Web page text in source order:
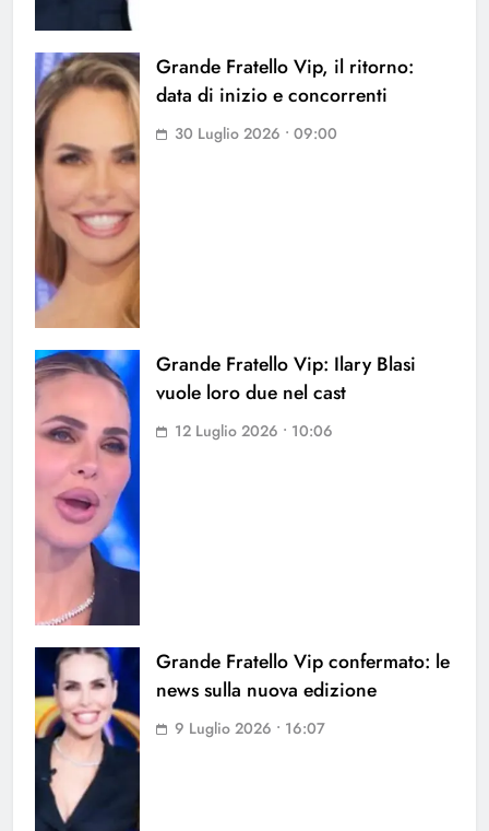
Grande Fratello Vip, il ritorno:
data di inizio e concorrenti
30 Luglio 2026 • 09:00
Grande Fratello Vip: Ilary Blasi
vuole loro due nel cast
12 Luglio 2026 • 10:06
Grande Fratello Vip confermato: le
news sulla nuova edizione
9 Luglio 2026 • 16:07